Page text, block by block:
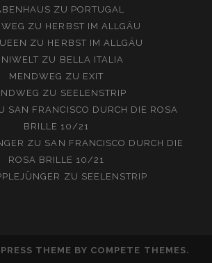
ZU PORTUGAL
ZU HERBST IM ALLGÄU
ZU HERBST IM ALLGÄU
ZU BELLA ITALIA
MENDWEG ZU EXIT
ZU SEELENSTRIP
SAN FRANCISCO DURCH DIE ROSA
BRILLE 10/21
ZU SAN FRANCISCO DURCH DIE
ROSA BRILLE 10/21
ZU SEELENSTRIP
THEME BY COMPETE THEMES.